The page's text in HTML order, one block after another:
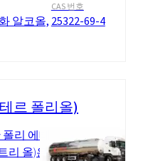
알코올,
CAS 번호
25322-69-4
르 폴리올)
리 에테
올)은